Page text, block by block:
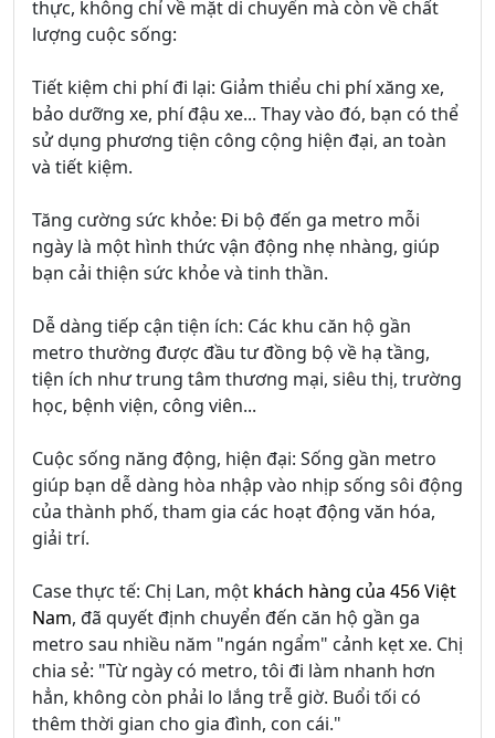
thực, không chỉ về mặt di chuyển mà còn về chất
lượng cuộc sống:
Tiết kiệm chi phí đi lại: Giảm thiểu chi phí xăng xe,
bảo dưỡng xe, phí đậu xe... Thay vào đó, bạn có thể
sử dụng phương tiện công cộng hiện đại, an toàn
và tiết kiệm.
Tăng cường sức khỏe: Đi bộ đến ga metro mỗi
ngày là một hình thức vận động nhẹ nhàng, giúp
bạn cải thiện sức khỏe và tinh thần.
Dễ dàng tiếp cận tiện ích: Các khu căn hộ gần
metro thường được đầu tư đồng bộ về hạ tầng,
tiện ích như trung tâm thương mại, siêu thị, trường
học, bệnh viện, công viên...
Cuộc sống năng động, hiện đại: Sống gần metro
giúp bạn dễ dàng hòa nhập vào nhịp sống sôi động
của thành phố, tham gia các hoạt động văn hóa,
giải trí.
Case thực tế: Chị Lan, một khách hàng của 456 Việt
Nam, đã quyết định chuyển đến căn hộ gần ga
metro sau nhiều năm "ngán ngẩm" cảnh kẹt xe. Chị
chia sẻ: "Từ ngày có metro, tôi đi làm nhanh hơn
hẳn, không còn phải lo lắng trễ giờ. Buổi tối có
thêm thời gian cho gia đình, con cái."